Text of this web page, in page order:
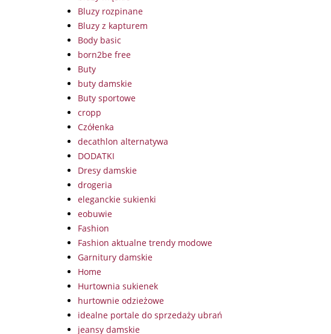
Bluzy rozpinane
Bluzy z kapturem
Body basic
born2be free
Buty
buty damskie
Buty sportowe
cropp
Czółenka
decathlon alternatywa
DODATKI
Dresy damskie
drogeria
eleganckie sukienki
eobuwie
Fashion
Fashion aktualne trendy modowe
Garnitury damskie
Home
Hurtownia sukienek
hurtownie odzieżowe
idealne portale do sprzedaży ubrań
jeansy damskie